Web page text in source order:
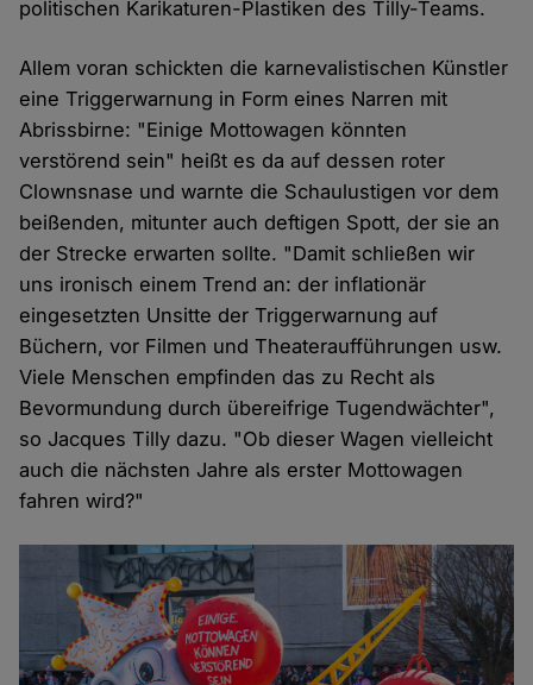
politischen Karikaturen-Plastiken des Tilly-Teams.
Allem voran schickten die karnevalistischen Künstler
eine Triggerwarnung in Form eines Narren mit
Abrissbirne: "Einige Mottowagen könnten
verstörend sein" heißt es da auf dessen roter
Clownsnase und warnte die Schaulustigen vor dem
beißenden, mitunter auch deftigen Spott, der sie an
der Strecke erwarten sollte. "Damit schließen wir
uns ironisch einem Trend an: der inflationär
eingesetzten Unsitte der Triggerwarnung auf
Büchern, vor Filmen und Theateraufführungen usw.
Viele Menschen empfinden das zu Recht als
Bevormundung durch übereifrige Tugendwächter",
so Jacques Tilly dazu. "Ob dieser Wagen vielleicht
auch die nächsten Jahre als erster Mottowagen
fahren wird?"